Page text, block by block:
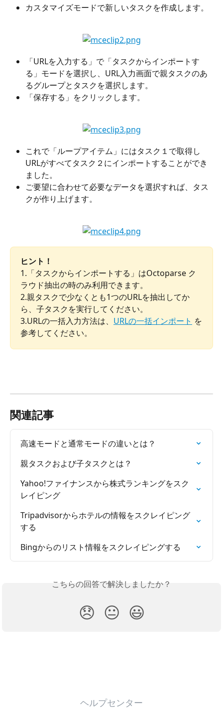
カスタマイズモードで新しいタスクを作成します。
「URLを入力する」で「タスクからインポートす
る」モードを選択し、URL入力画面で親タスクのあ
るグループとタスクを選択します。
「保存する」をクリックします。
これで「ループアイテム」にはタスク１で取得し
URLがすべてタスク２にインポートすることができ
ました。
ご要望に合わせて必要なデータを選択すれば、タス
クが作り上げます。
ヒント！
1.「タスクからインポートする」はOctoparse ク
ラウド抽出の時のみ利用できます。
2.親タスクで少なくとも1つのURLを抽出してか
ら、子タスクを実行してください。
3.URLの一括入力方法は、 URLの一括インポート を
参考してください。
関連記事
高速モードと通常モードの違いとは？
親タスクおよび子タスクとは？
Yahoo!ファイナンスから株式ランキングをスク
レイピング
Tripadvisorからホテルの情報をスクレイピング
する
Bingからのリスト情報をスクレイピングする
こちらの回答で解決しましたか？
😞 😐 😃
ヘルプセンター